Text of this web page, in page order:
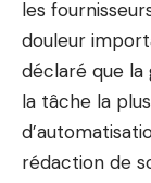
les
douleur
déclaré que la
la tâche la
rédaction de